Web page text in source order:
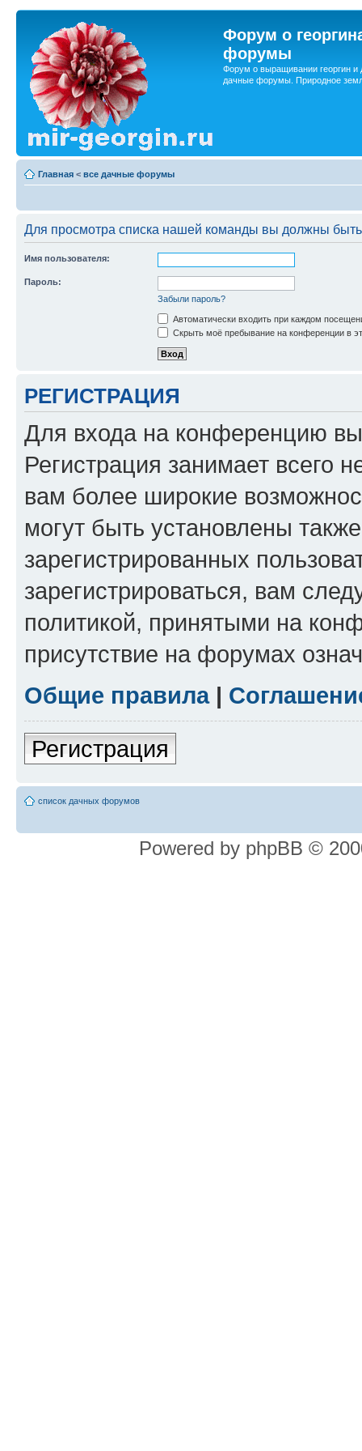
Форум о
форумы
Форум о выращивании георгин и
дачные форумы. Природное
Главная < все дачные форумы
Для просмотра списка нашей команды вы должны
Имя пользователя:
Пароль:
Забыли пароль?
Автоматически входить при каждом
Скрыть моё пребывание на конференции в
РЕГИСТРАЦИЯ
Для входа на конференцию
Регистрация занимает всего
вам более широкие
могут быть установлены
зарегистрированных
зарегистрироваться, вам
политикой, принятыми на
присутствие на форумах
Общие правила|
Регистрация
список дачных форумов
Powered by phpBB ©